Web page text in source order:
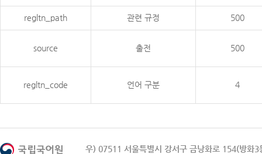
regltn_path 관련 규정 500
source 출전 500
regltn_code 언어 구분 4
우) 07511 서울특별시 강서구 금낭화로 154(방화3